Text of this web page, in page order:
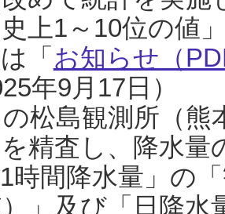
上1～10位の値
「 お知らせ（
年9月17日）
松島観測所（熊
精査し、降水
1時間降水量」の
」及び「日降